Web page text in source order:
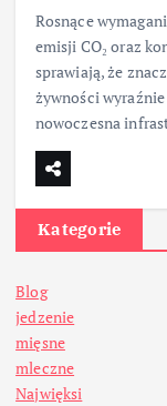
Rosnące
emisji CO₂ oraz
sprawiają, że
żywności
nowoczesna
Kategorie
Blog
jedzenie
mięsne
mleczne
Najwięksi